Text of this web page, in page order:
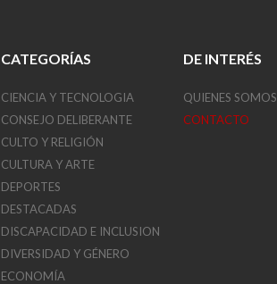
CATEGORÍAS
CIENCIA Y TECNOLOGIA
CONSEJO DELIBERANTE
CULTO Y RELIGIÓN
CULTURA Y ARTE
DEPORTES
DESTACADAS
DISCAPACIDAD E INCLUSION
DIVERSIDAD Y GÉNERO
ECONOMÍA
DE INTERÉS
QUIENES SOMOS
CONTACTO